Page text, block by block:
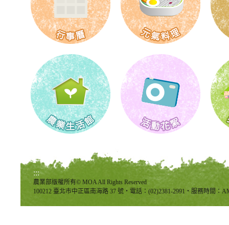
:::
農業部版權所有© MOA All Rights Reserved
100212 臺北市中正區南海路 37 號‧電話：(02)2381-2991‧服務時間：